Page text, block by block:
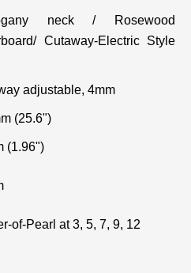
neck / Rosewood
Cutaway-Electric Style
adjustable, 4mm
(25.6")
(1.96")
of-Pearl at 3, 5, 7, 9, 12